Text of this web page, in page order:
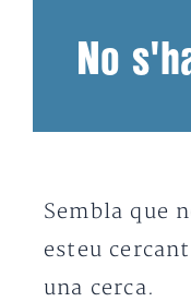
No
Sembla que
esteu
una cerca.